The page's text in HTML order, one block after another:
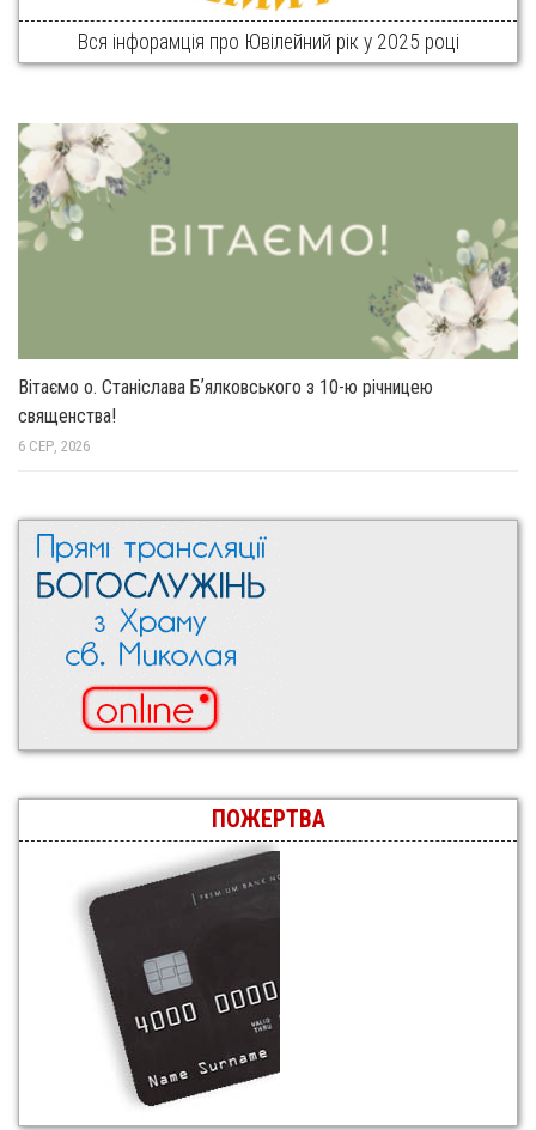
Вся інфорамція про Ювілейний рік у 2025 році
Вітаємо о. Станіслава Бʼялковського з 10-ю річницею
священства!
6 СЕР, 2026
ПОЖЕРТВА